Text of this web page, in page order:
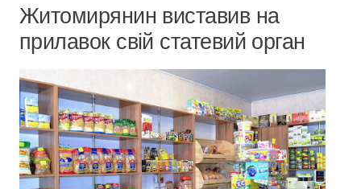
Житомирянин виставив на
прилавок свій статевий орган